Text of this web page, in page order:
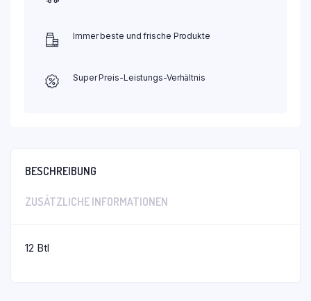
Immer beste und frische Produkte
Super Preis-Leistungs-Verhältnis
BESCHREIBUNG
ZUSÄTZLICHE INFORMATIONEN
12 Btl